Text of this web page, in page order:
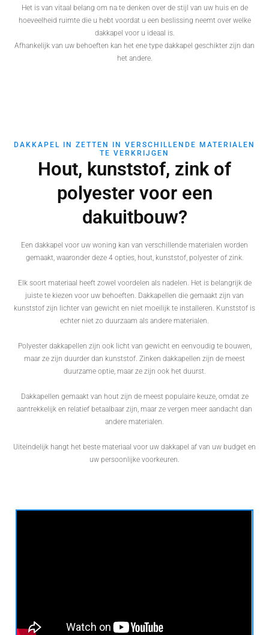
Het is van vitaal belang om na te denken over de stijl van uw huis en de
hoeveelheid ruimte die u hebt voordat u een beslissing neemt over welke
dakkapel voor u ideaal is.
Afhankelijk van uw behoeften kan het ene type dakkapel geschikter zijn dan
het andere.
DAKKAPEL IN ZETTEN IN VERSCHILLENDE MATERIALEN
TE VERKRIJGEN
Hout, kunststof, zink of
polyester voor een
dakuitbouw?
Een dakkapel voor uw woning kan van verschillende materialen worden
gemaakt, waaronder deze 4 opties, hout, kunststof, polyester of zink.
Elk soort materiaal heeft zowel voordelen als nadelen. Het is belangrijk de
juiste te kiezen voor uw behoeften. Dakkapellen die gemaakt zijn van
kunststof zijn lichter van gewicht en niet moeilijk te installeren. Kunststof is
echter niet zo duurzaam als andere materialen.
Polyester dakkapellen zijn ook licht van gewicht en eenvoudig te bouwen,
maar ze zijn duurder dan kunststof. Zinken dakkapellen zijn de meest
duurzame optie, maar ze zijn ook het duurst.
Dakkapellen gemaakt van hout zijn de meest populaire keuze, omdat ze
aantrekkelijk en relatief betaalbaar zijn, maar ze vergen meer aandacht dan
andere materialen.
Uiteindelijk hangt het beste materiaal voor uw dakkapel af van uw budget en
uw persoonlijke voorkeuren.